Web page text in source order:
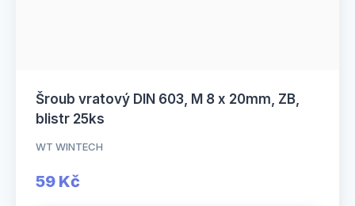
Šroub vratový DIN 603, M 8 x 20mm, ZB,
blistr 25ks
WT WINTECH
59 Kč